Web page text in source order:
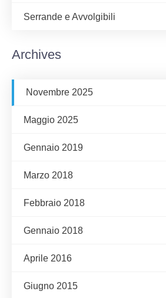
Serrande e Avvolgibili
Archives
Novembre 2025
Maggio 2025
Gennaio 2019
Marzo 2018
Febbraio 2018
Gennaio 2018
Aprile 2016
Giugno 2015